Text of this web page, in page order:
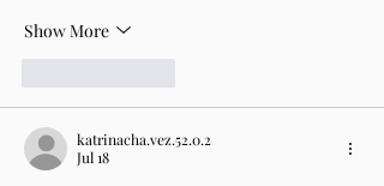
Show More
katrinacha.vez.52.0.2
Jul 18